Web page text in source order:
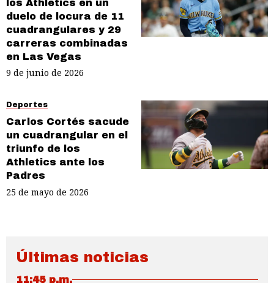
los Athletics en un
duelo de locura de 11
cuadrangulares y 29
carreras combinadas
en Las Vegas
9 de junio de 2026
Deportes
Carlos Cortés sacude
un cuadrangular en el
triunfo de los
Athletics ante los
Padres
25 de mayo de 2026
Últimas noticias
11:45 p.m.